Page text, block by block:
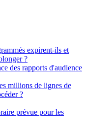
expirent-ils et
?
des rapports d'audience
millions de lignes de
?
prévue pour les